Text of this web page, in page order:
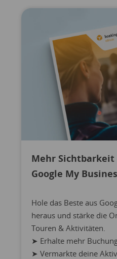
Mehr
Google My
Hole das Beste aus
heraus und stärke die
Touren & Aktivitäten.
➤ Erhalte mehr
➤ Vermarkte deine